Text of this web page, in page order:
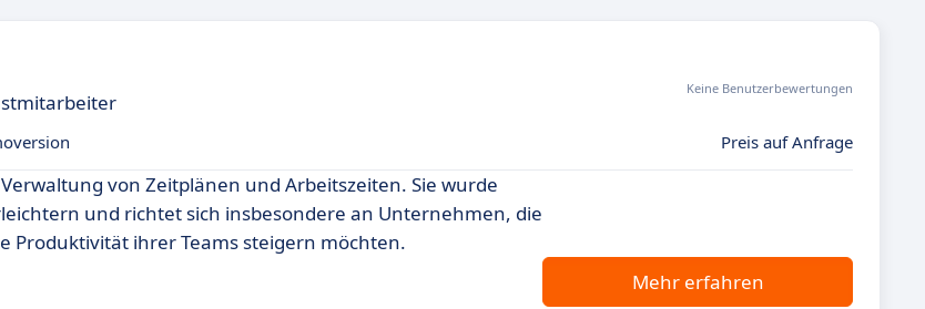
Keine Benutzerbewertungen
Preis auf Anfrage
von Zeitplänen und Arbeitszeiten. Sie wurde
und richtet sich insbesondere an Unternehmen, die
Produktivität ihrer Teams steigern möchten.
Mehr erfahren